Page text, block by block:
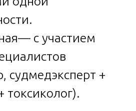
с участием
судмедэксперт +
токсиколог).